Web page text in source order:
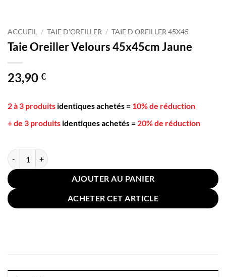
ACCUEIL / TAIE D'OREILLER / TAIE D'OREILLER 45X45
Taie Oreiller Velours 45x45cm Jaune
23,90 €
2 à 3 produits identiques achetés = 10% de réduction
+ de 3 produits identiques achetés = 20% de réduction
quantité de Taie Oreiller Velours 45x45cm Jaune
AJOUTER AU PANIER
ACHETER CET ARTICLE